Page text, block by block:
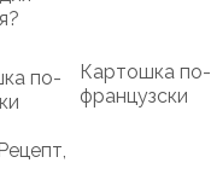
Картошка по-
французски